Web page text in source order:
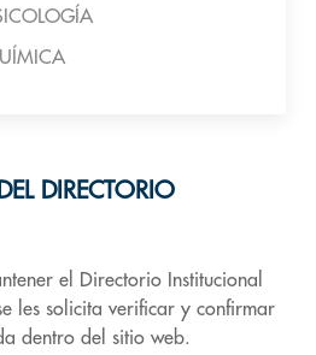
DIRECTORIO
el Directorio Institucional
les solicita verificar y confirmar
dentro del sitio web.